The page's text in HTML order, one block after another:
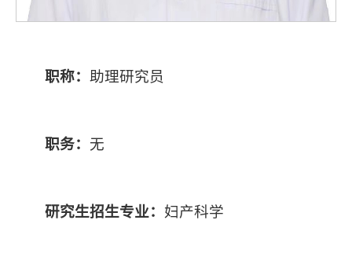
职称：助理研究员
职务： 无
研究生招生专业： 妇产科学